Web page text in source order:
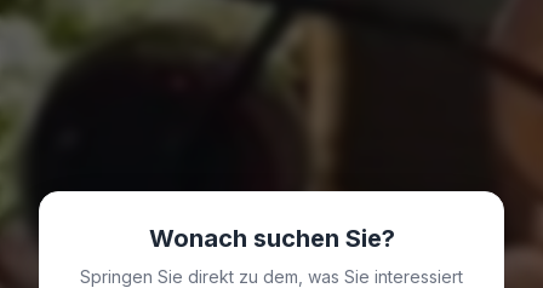
Wonach suchen Sie?
Springen Sie direkt zu dem, was Sie interessiert